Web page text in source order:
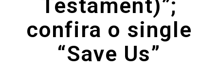
Testament)”;
confira o single
“Save Us”